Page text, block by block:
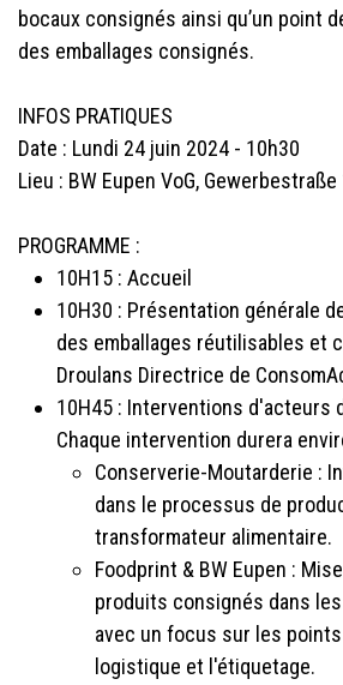
bocaux consignés ainsi qu’un point
des emballages consignés.
INFOS PRATIQUES
Date : Lundi 24 juin 2024 - 10h30
Lieu : BW Eupen VoG,
PROGRAMME :
10H15 : Accueil
10H30 : Présentation générale
des emballages réutilisables et
Droulans Directrice de
10H45 : Interventions d'acteurs
Chaque intervention durera
Conserverie-Moutarderie :
dans le processus de
transformateur alimentaire.
Foodprint & BW Eupen :
produits consignés dans
avec un focus sur les
logistique et l'étiquetage.